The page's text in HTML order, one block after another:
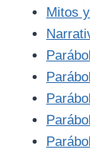
Mitos